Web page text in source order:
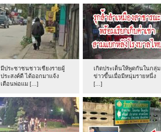
มีประชาชนชาวเชียงรายผู้
ประสงค์ดี ได้ออกมาแจ้ง
เตือนพ่อแม […]
เกิดประเด็นให้พูดกันในกลุ่ม
ข่าวขึ้นเมื่อมีหนุ่มรายหนึ่ง
[…]